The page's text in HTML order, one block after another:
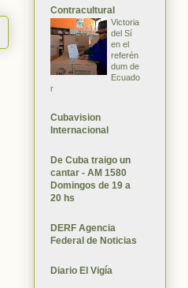
Contracultural
Victoria
del Sí
en el
referén
dum de
Ecuado
r
Cubavision
Internacional
De Cuba traigo un
cantar - AM 1580
Domingos de 19 a
20 hs
DERF Agencia
Federal de Noticias
Diario El Vigía